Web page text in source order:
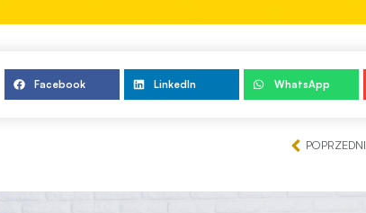
Facebook LinkedIn WhatsApp
POPRZEDNI